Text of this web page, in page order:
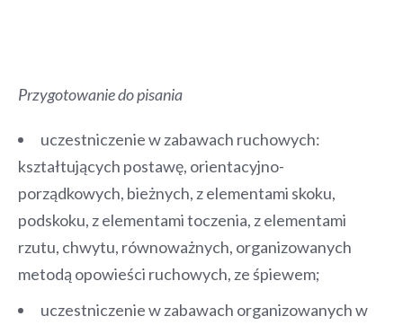
Przygotowanie do pisania
uczestniczenie w zabawach ruchowych:
kształtujących postawę, orientacyjno-
porządkowych, bieżnych, z elementami skoku,
podskoku, z elementami toczenia, z elementami
rzutu, chwytu, równoważnych, organizowanych
metodą opowieści ruchowych, ze śpiewem;
uczestniczenie w zabawach organizowanych w